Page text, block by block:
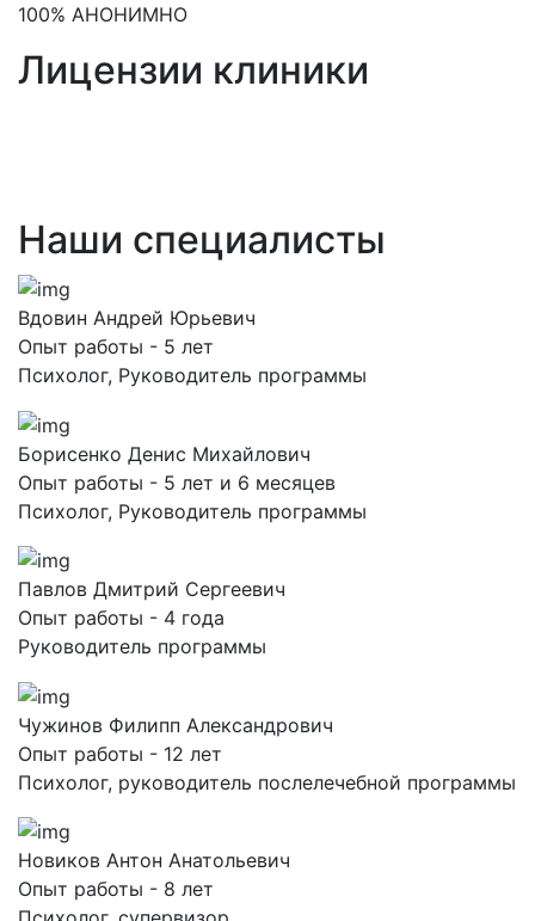
100% АНОНИМНО
Лицензии клиники
Наши специалисты
Вдовин Андрей Юрьевич
Опыт работы - 5 лет
Психолог, Руководитель программы
Борисенко Денис Михайлович
Опыт работы - 5 лет и 6 месяцев
Психолог, Руководитель программы
Павлов Дмитрий Сергеевич
Опыт работы - 4 года
Руководитель программы
Чужинов Филипп Александрович
Опыт работы - 12 лет
Психолог, руководитель послелечебной программы
Новиков Антон Анатольевич
Опыт работы - 8 лет